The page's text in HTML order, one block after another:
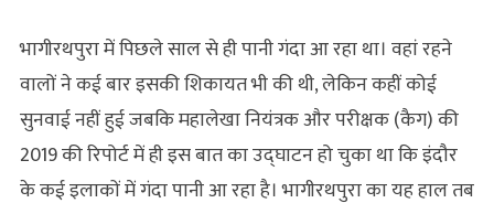
भागीरथपुरा में पिछले साल से ही पानी गंदा आ रहा था। वहां रहने
वालों ने कई बार इसकी शिकायत भी की थी, लेकिन कहीं कोई
सुनवाई नहीं हुई जबकि महालेखा नियंत्रक और परीक्षक (कैग) की
2019 की रिपोर्ट में ही इस बात का उद्घाटन हो चुका था कि इंदौर
के कई इलाकों में गंदा पानी आ रहा है। भागीरथपुरा का यह हाल तब